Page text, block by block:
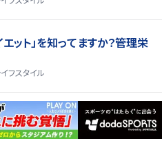
ット」を知ってますか？管理栄
フスタイル